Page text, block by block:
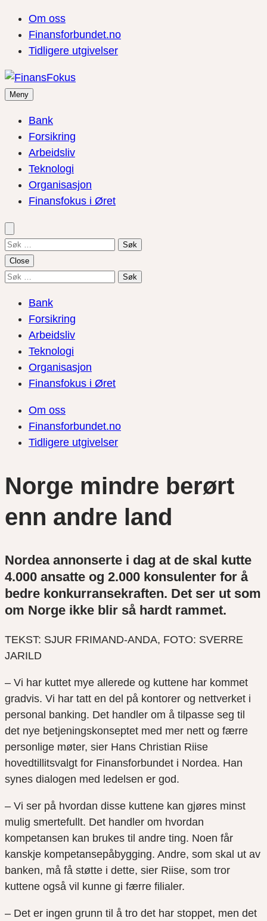
Om oss
Finansforbundet.no
Tidligere utgivelser
Meny
Bank
Forsikring
Arbeidsliv
Teknologi
Organisasjon
Finansfokus i Øret
Søk
etter:
Close
Søk
Bank
Forsikring
Arbeidsliv
Teknologi
Organisasjon
Finansfokus i Øret
Om oss
Finansforbundet.no
Tidligere utgivelser
Norge mindre berørt
enn andre land
Nordea annonserte i dag at de skal kutte
4.000 ansatte og 2.000 konsulenter for å
bedre konkurransekraften. Det ser ut som
om Norge ikke blir så hardt rammet.
TEKST: SJUR FRIMAND-ANDA, FOTO: SVERRE
JARILD
– Vi har kuttet mye allerede og kuttene har kommet
gradvis. Vi har tatt en del på kontorer og nettverket i
personal banking. Det handler om å tilpasse seg til
det nye betjeningskonseptet med mer nett og færre
personlige møter, sier Hans Christian Riise
hovedtillitsvalgt for Finansforbundet i Nordea. Han
synes dialogen med ledelsen er god.
– Vi ser på hvordan disse kuttene kan gjøres minst
mulig smertefullt. Det handler om hvordan
kompetansen kan brukes til andre ting. Noen får
kanskje kompetansepåbygging. Andre, som skal ut av
banken, må få støtte i dette, sier Riise, som tror
kuttene også vil kunne gi færre filialer.
– Det er ingen grunn til å tro det har stoppet, men det